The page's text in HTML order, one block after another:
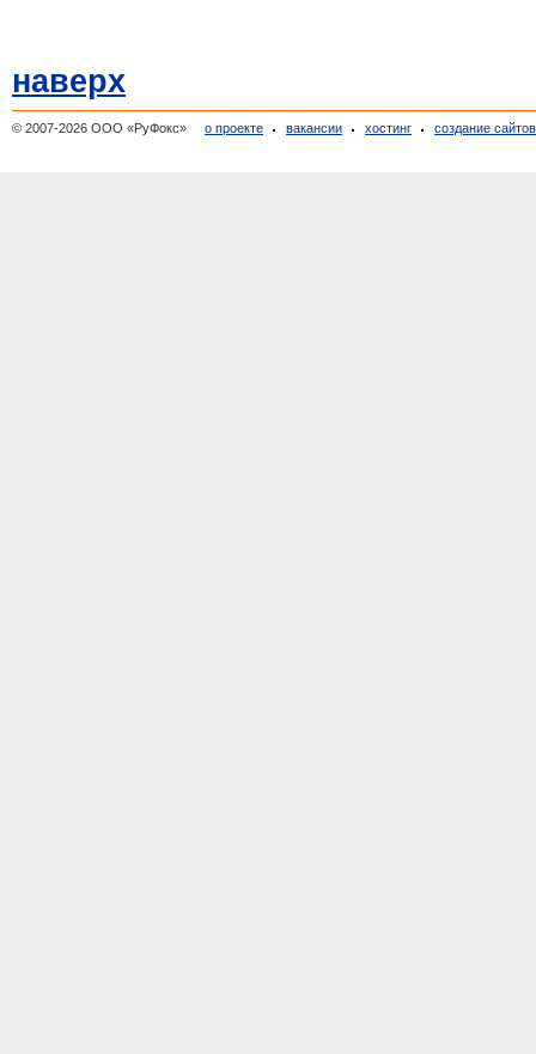
наверх
© 2007-2026 ООО «РуФокс» о проекте вакансии хостинг создание сайтов